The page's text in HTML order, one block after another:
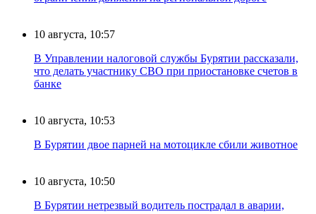
10 августа, 10:57
В Управлении налоговой службы Бурятии рассказали,
что делать участнику СВО при приостановке счетов в
банке
10 августа, 10:53
В Бурятии двое парней на мотоцикле сбили животное
10 августа, 10:50
В Бурятии нетрезвый водитель пострадал в аварии,